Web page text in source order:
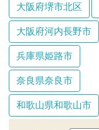
大阪府堺市北区
大阪府河内長野市
兵庫県姫路市
奈良県奈良市
和歌山県和歌山市